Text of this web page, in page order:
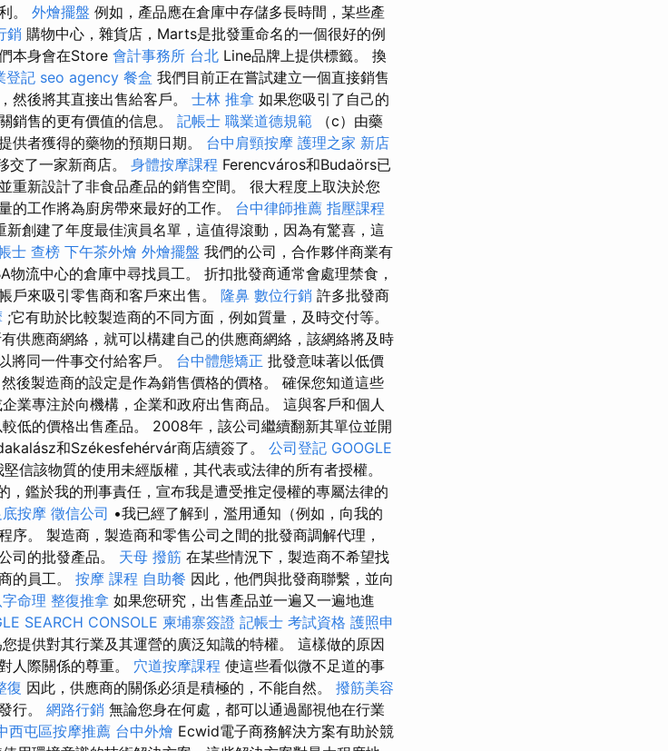
。 外燴擺盤 例如，產品應在倉庫中存儲多長時間，某些產
銷 購物中心，雜貨店，Marts是批發重命名的一個很好的例
本身會在Store 會計事務所 台北 Line品牌上提供標籤。 換
登記 seo agency 餐盒 我們目前正在嘗試建立一個直接銷售
然後將其直接出售給客戶。 士林 推拿 如果您吸引了自己的
銷售的更有價值的信息。 記帳士 職業道德規範 （c）由藥
供者獲得的藥物的預期日期。 台中肩頸按摩 護理之家 新店
了一家新商店。 身體按摩課程 Ferencváros和Budaörs已
重新設計了非食品產品的銷售空間。 很大程度上取決於您
的工作將為廚房帶來最好的工作。 台中律師推薦 指壓課程
新創建了年度最佳演員名單，這值得滾動，因為有驚喜，這
士 查榜 下午茶外燴 外燴擺盤 我們的公司，合作夥伴商業有
流中心的倉庫中尋找員工。 折扣批發商通常會處理禁食，
戶來吸引零售商和客戶來出售。 隆鼻 數位行銷 許多批發商
;它有助於比較製造商的不同方面，例如質量，及時交付等。
供應商網絡，就可以構建自己的供應商網絡，該網絡將及時
將同一件事交付給客戶。 台中體態矯正 批發意味著以低價
後製造商的設定是作為銷售價格的價格。 確保您知道這些
業專注於向機構，企業和政府出售商品。 這與客戶和個人
低的價格出售產品。 2008年，該公司繼續翻新其單位並開
和Székesfehérvár商店續簽了。 公司登記 GOOGLE
堅信該物質的使用未經版權，其代表或法律的所有者授權。
，鑑於我的刑事責任，宣布我是遭受推定侵權的專屬法律的
底按摩 徵信公司 •我已經了解到，濫用通知（例如，向我的
序。 製造商，製造商和零售公司之間的批發商調解代理，
司的批發產品。 天母 撥筋 在某些情況下，製造商不希望找
的員工。 按摩 課程 自助餐 因此，他們與批發商聯繫，並向
字命理 整復推拿 如果您研究，出售產品並一遍又一遍地進
SEARCH CONSOLE 柬埔寨簽證 記帳士 考試資格 護照申
提供對其行業及其運營的廣泛知識的特權。 這樣做的原因
人際關係的尊重。 穴道按摩課程 使這些看似微不足道的事
復 因此，供應商的關係必須是積極的，不能自然。 撥筋美容
行。 網路行銷 無論您身在何處，都可以通過鄙視他在行業
西屯區按摩推薦 台中外燴 Ecwid電子商務解決方案有助於競